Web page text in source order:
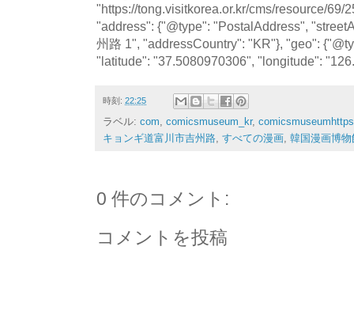
"https://tong.visitkorea.or.kr/cms/resource/69/
"address": {"@type": "PostalAddress",
州路 1", "addressCountry": "KR"}, "geo":
"latitude": "37.5080970306", "longitude":
時刻: 22:25
ラベル: com, comicsmuseum_kr, comicsmuseumhttps
キョンギ道富川市吉州路, すべての漫画, 韓国漫画博物
0 件のコメント:
コメントを投稿